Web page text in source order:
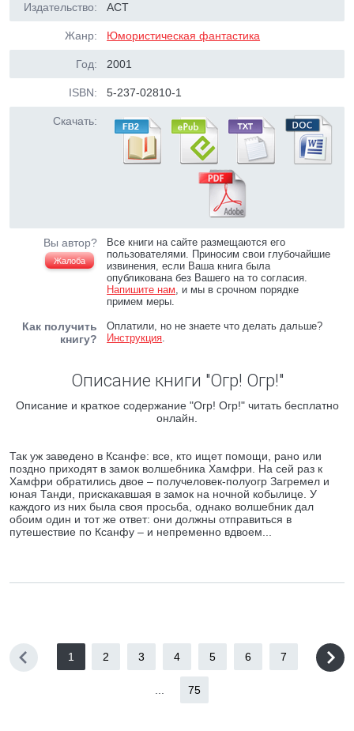
Издательство: АСТ
Жанр: Юмористическая фантастика
Год: 2001
ISBN: 5-237-02810-1
Скачать:
Вы автор?
Жалоба
Все книги на сайте размещаются его
пользователями. Приносим свои глубочайшие
извинения, если Ваша книга была
опубликована без Вашего на то согласия.
Напишите нам, и мы в срочном порядке
примем меры.
Как получить
книгу?
Оплатили, но не знаете что делать дальше?
Инструкция.
Описание книги "Огр! Огр!"
Описание и краткое содержание "Огр! Огр!" читать бесплатно
онлайн.
Так уж заведено в Ксанфе: все, кто ищет помощи, рано или
поздно приходят в замок волшебника Хамфри. На сей раз к
Хамфри обратились двое – получеловек-полуогр Загремел и
юная Танди, прискакавшая в замок на ночной кобылице. У
каждого из них была своя просьба, однако волшебник дал
обоим один и тот же ответ: они должны отправиться в
путешествие по Ксанфу – и непременно вдвоем...
1 2 3 4 5 6 7
75